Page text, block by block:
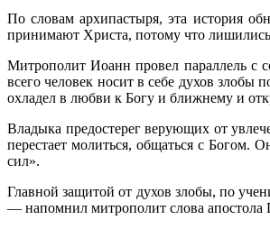
По словам архипастыря, эта история
принимают Христа, потому что
Митрополит Иоанн провел параллель с
всего человек носит в себе духов
охладел в любви к Богу и ближнему и
Владыка предостерег верующих от
перестает молиться, общаться с Богом.
сил».
Главной защитой от духов злобы, по
— напомнил митрополит слова апостола